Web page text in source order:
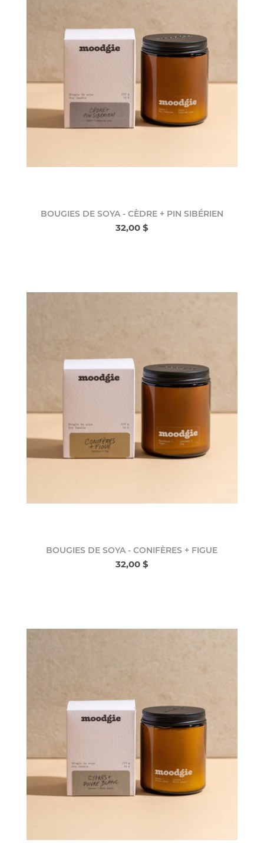
BOUGIES DE SOYA - CÈDRE + PIN SIBÉRIEN
32,00 $
BOUGIES DE SOYA - CONIFÈRES + FIGUE
32,00 $